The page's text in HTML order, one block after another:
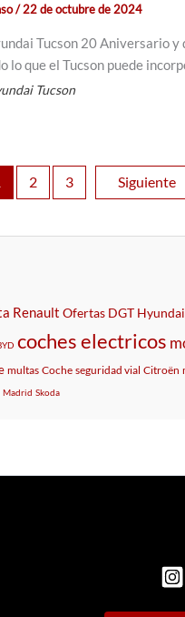
/22 de octubre de 2024
Tucson 20 Aniversario
lo que el Tucson puede
Tucson
2 3 Siguiente
Renault Ofertas DGT Hyundai
coches electricos
multas Coche seguridad vial Citroën
Madrid Skoda